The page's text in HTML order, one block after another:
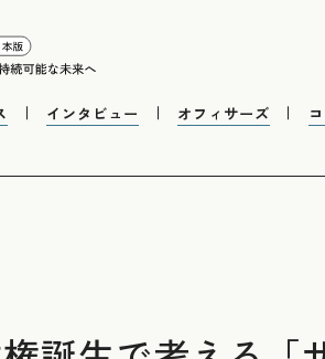
インタビュー オフィサーズ